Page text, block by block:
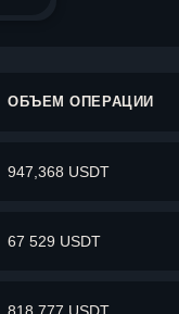
ОБЪЕМ ОПЕРАЦИИ
947,368 USDT
67 529 USDT
818,777 USDT